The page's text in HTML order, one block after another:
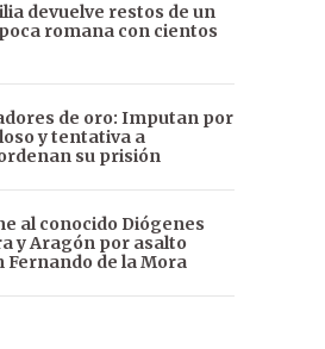
devuelve restos de un
romana con cientos
de oro: Imputan por
y tentativa a
su prisión
al conocido Diógenes
y Aragón por asalto
Fernando de la Mora